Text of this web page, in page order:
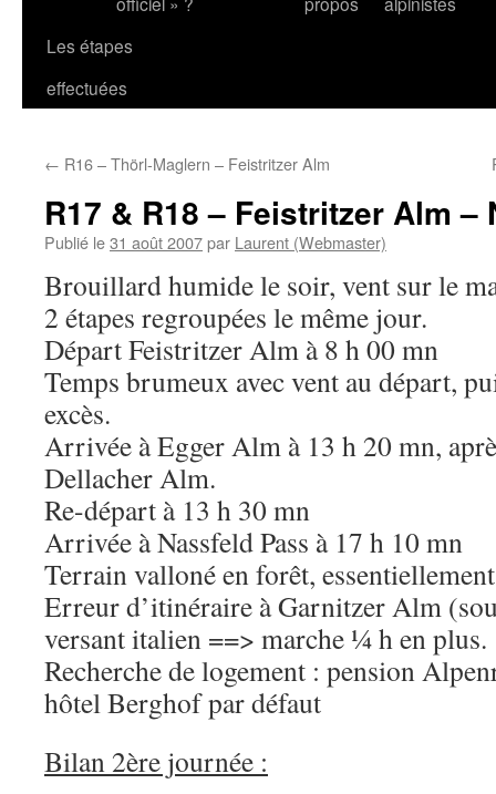
Les étapes
effectuées
← R16 – Thörl-Maglern – Feistritzer Alm
R17 & R18 – Feistritzer Alm –
Publié le31 août 2007par Laurent (Webmaster)
Brouillard humide le soir, vent sur le
2 étapes regroupées le même jour.
Départ Feistritzer Alm à 8 h 00 mn
Temps brumeux avec vent au départ,
excès.
Arrivée à Egger Alm à 13 h 20 mn,
Dellacher Alm.
Re-départ à 13 h 30 mn
Arrivée à Nassfeld Pass à 17 h 10 mn
Terrain valloné en forêt,
Erreur d’itinéraire à Garnitzer Alm
versant italien ==> marche ¼ h en plus.
Recherche de logement : pension
hôtel Berghof par défaut
Bilan 2ère journée :